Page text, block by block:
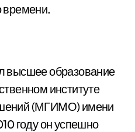
времени.
высшее образование
институте
(МГИМО) имени
году он успешно